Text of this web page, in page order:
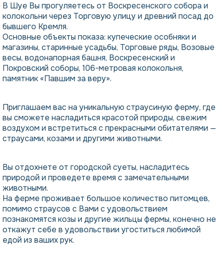
В Шуе Вы прогуляетесь от Воскресенского собора и
колокольни через Торговую улицу и древний посад до
бывшего Кремля.
Основные объекты показа: купеческие особняки и
магазины, старинные усадьбы, Торговые ряды, Возовые
весы, водонапорная башня, Воскресенский и
Покровский соборы, 106-метровая колокольня,
памятник «Павшим за веру».
Приглашаем вас на уникальную страусиную ферму, где
вы сможете насладиться красотой природы, свежим
воздухом и встретиться с прекрасными обитателями —
страусами, козами и другими животными.
Вы отдохнете от городской суеты, насладитесь
природой и проведете время с замечательными
животными.
На ферме проживает большое количество питомцев,
помимо страусов с Вами с удовольствием
познакомятся козы и другие жильцы фермы, конечно не
откажут себе в удовольствии угоститься любимой
едой из ваших рук.